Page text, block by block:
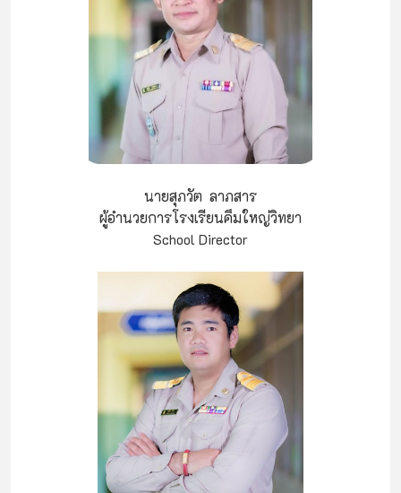
นายสุภวัต ลาภสาร
ผู้อำนวยการโรงเรียนคึมใหญ่วิทยา
School Director